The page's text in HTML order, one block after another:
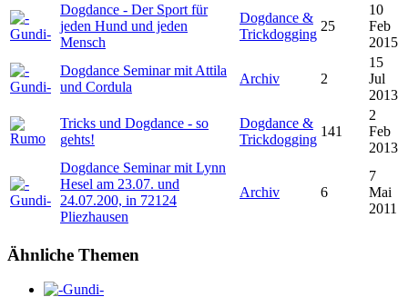
Dogdance - Der Sport für
jeden Hund und jeden
Mensch
Dogdance &
Trickdogging
25
10
Feb
2015
Dogdance Seminar mit Attila
und Cordula
Archiv 2
15
Jul
2013
Tricks und Dogdance - so
gehts!
Dogdance &
Trickdogging
141
2
Feb
2013
Dogdance Seminar mit Lynn
Hesel am 23.07. und
24.07.200, in 72124
Pliezhausen
Archiv 6
7
Mai
2011
Ähnliche Themen